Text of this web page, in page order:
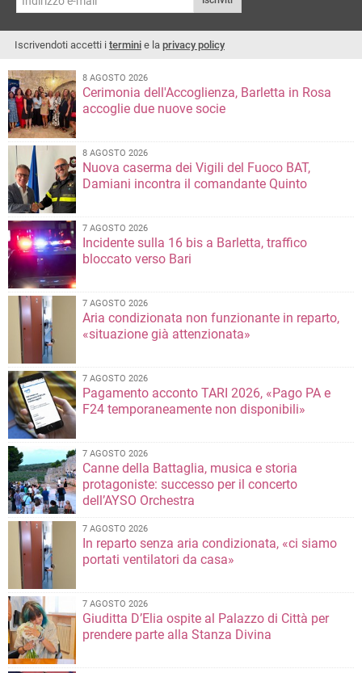
Iscrivendoti accetti i termini e la privacy policy
8 AGOSTO 2026
Cerimonia dell'Accoglienza, Barletta in Rosa
accoglie due nuove socie
8 AGOSTO 2026
Nuova caserma dei Vigili del Fuoco BAT,
Damiani incontra il comandante Quinto
7 AGOSTO 2026
Incidente sulla 16 bis a Barletta, traffico
bloccato verso Bari
7 AGOSTO 2026
Aria condizionata non funzionante in reparto,
«situazione già attenzionata»
7 AGOSTO 2026
Pagamento acconto TARI 2026, «Pago PA e
F24 temporaneamente non disponibili»
7 AGOSTO 2026
Canne della Battaglia, musica e storia
protagoniste: successo per il concerto
dell’AYSO Orchestra
7 AGOSTO 2026
In reparto senza aria condizionata, «ci siamo
portati ventilatori da casa»
7 AGOSTO 2026
Giuditta D’Elia ospite al Palazzo di Città per
prendere parte alla Stanza Divina